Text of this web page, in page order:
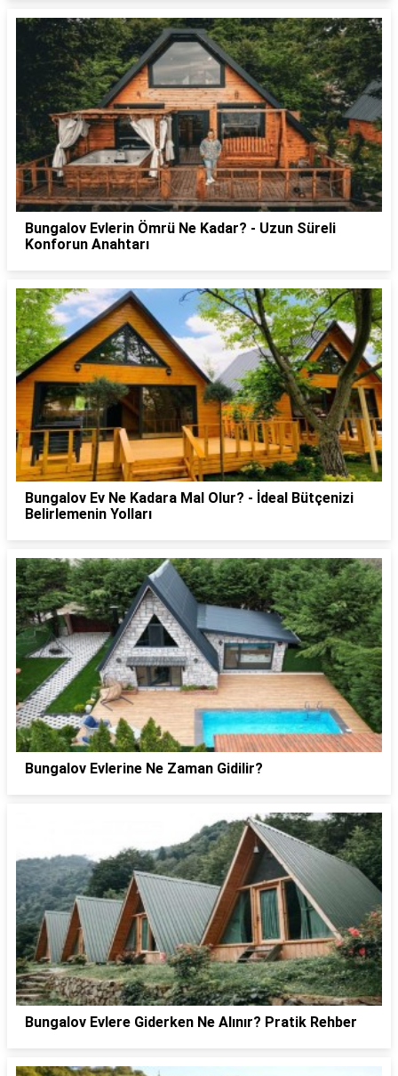
Bungalov Evlerin Ömrü Ne Kadar? - Uzun Süreli
Konforun Anahtarı
Bungalov Ev Ne Kadara Mal Olur? - İdeal Bütçenizi
Belirlemenin Yolları
Bungalov Evlerine Ne Zaman Gidilir?
Bungalov Evlere Giderken Ne Alınır? Pratik Rehber